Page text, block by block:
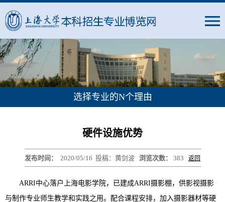
选择专业的N个理由
硬件设施优势
发布时间： 2020/05/16 投稿：黄剑波 浏览次数： 383 返回
ARRI中心落户上海电影学院，已建成ARRI摄影棚，供影视摄影
与制作专业师生教学和实践之用。配合课程安排，加入摄影器材等硬